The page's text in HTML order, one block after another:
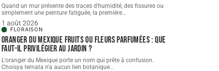
Quand un mur présente des traces d'humidité, des fissures ou
simplement une peinture fatiguée, la première…
1 août 2026
FLORAISON
Oranger du Mexique fruits ou fleurs parfumées : que
faut-il privilégier au jardin ?
L'oranger du Mexique porte un nom qui prête à confusion.
Choisya ternata n'a aucun lien botanique…